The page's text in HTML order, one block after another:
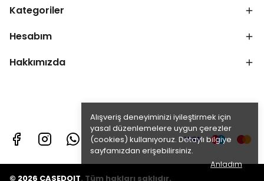
Alışveriş deneyiminizi iyileştirmek için
yasal düzenlemelere uygun çerezler
(cookies) kullanıyoruz. Detaylı bilgiye
sayfamızdan erişebilirsiniz.
Anladım
Kategoriler
Hesabım
Hakkımızda
© 2026 CASEDOIT. Tüm hakları saklıdır.